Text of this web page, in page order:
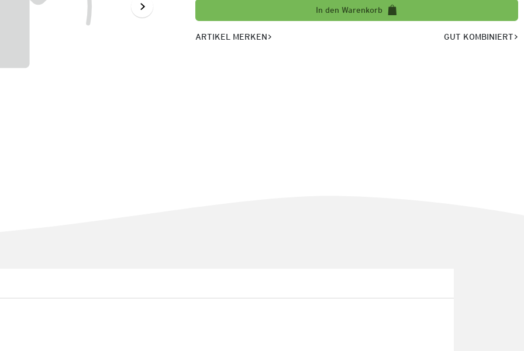
In den Warenkorb
ARTIKEL MERKEN GUT KOMBINIERT